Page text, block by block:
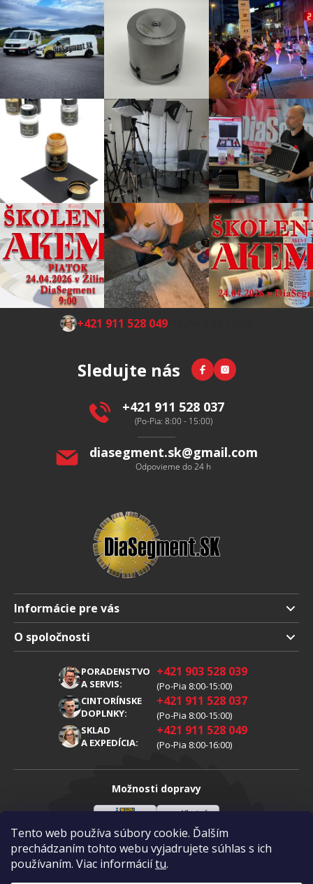
Tento web používa súbory cookie. Ďalším
prechádzaním tohto webu vyjadrujete súhlas s ich
používaním. Viac informáciítu.
Z +421 911 528 049(Po-Pia 8:00-15:00)
Sledujte nás Facebook
Instagram
+421 911 528 037
(Po-Pia: 8:00 - 15:00)
diasegment.sk@gmail.com
Odpovieme do 24 h
Informácie pre vás
Doprava a platba
Obchodné podmienky
Reklamácia
Spracovanie osobných údajov
O spoločnosti
PORADENSTVO
A SERVIS:
+421 903 528 039
(Po-Pia 8:00-15:00)
CINTORÍNSKE
DOPLNKY:
+421 911 528 037
(Po-Pia 8:00-15:00)
SKLAD
A EXPEDÍCIA:
+421 911 528 049
(Po-Pia 8:00-16:00)
Možnosti dopravy
Sloveenská
pošta
Vlastná
doprava
Možnosti platby